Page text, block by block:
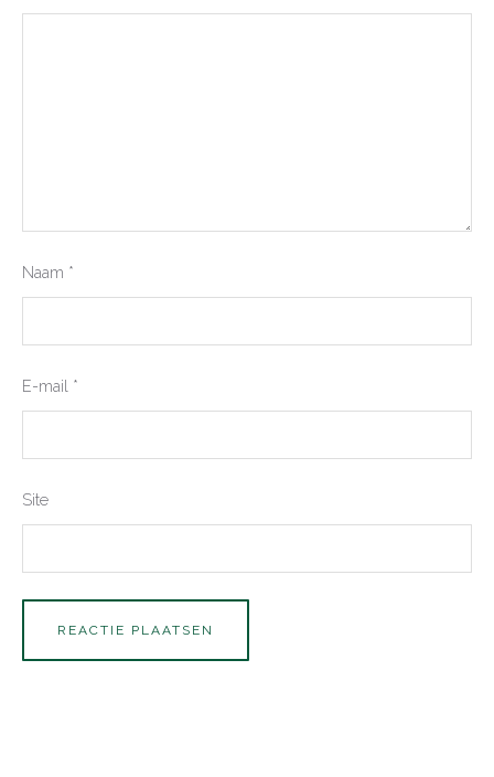
Naam *
E-mail *
Site